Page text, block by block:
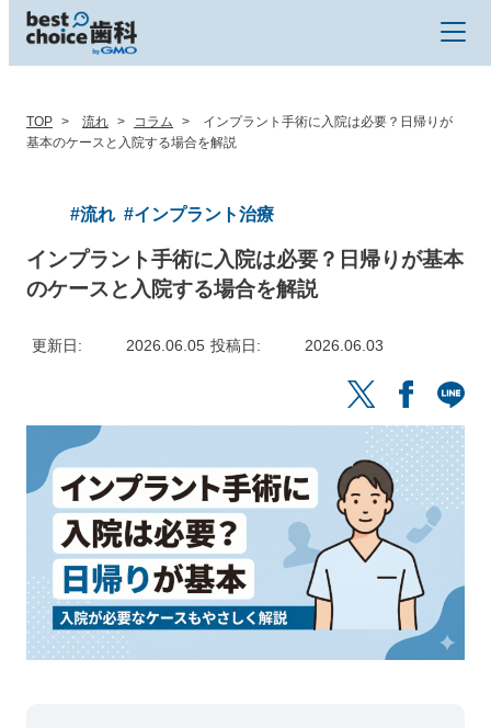
TOP 流れ コラム
インプラント手術に入院は必要？日帰りが
基本のケースと入院する場合を解説
#流れ #インプラント治療
インプラント手術に入院は必要？日帰りが基本
のケースと入院する場合を解説
更新日 2026.06.05 投稿日 2026.06.03